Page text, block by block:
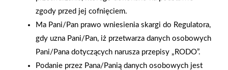
2025-12-31
Otwarcie sklepu PSB
Mrówka w Wyrzysku
zgody przed jej cofnięciem.
Ma Pani/Pan prawo wniesienia skargi do Regulatora,
gdy uzna Pani/Pan, iż przetwarza danych osobowych
Pani/Pana dotyczących narusza przepisy „RODO”.
Podanie przez Pana/Panią danych osobowych jest